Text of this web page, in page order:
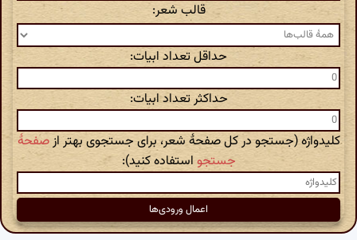
قالب شعر:
حداقل تعداد ابیات:
حداکثر تعداد ابیات:
کلیدواژه (جستجو در کل صفحهٔ شعر، برای جستجوی بهتر ازصفحهٔ
جستجو استفاده کنید):